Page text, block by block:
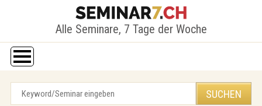
Alle Seminare, 7 Tage der Woche